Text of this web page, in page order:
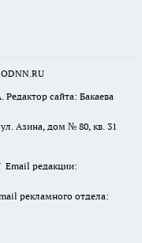
сайта: Бакаева
Азина, дом № 80, кв. 31
Email редакции:
рекламного отдела: